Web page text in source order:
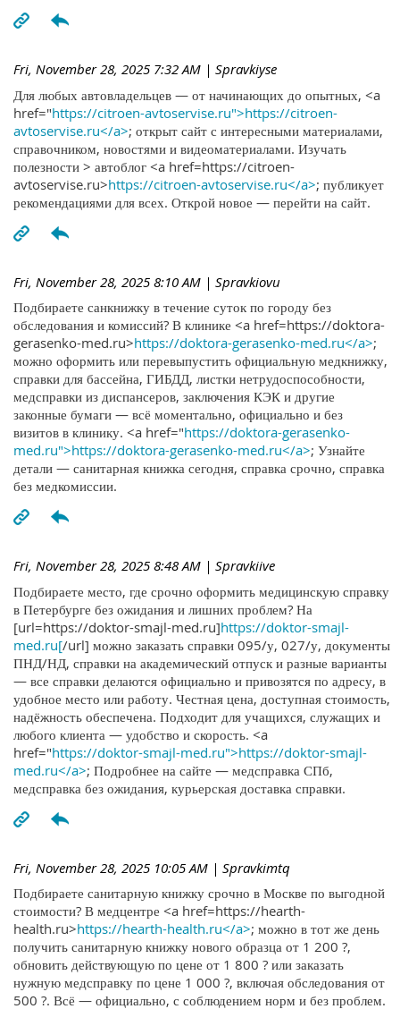
Fri, November 28, 2025 7:32 AM | Spravkiyse
Для любых автовладельцев — от начинающих до опытных, <a
href="https://citroen-avtoservise.ru">https://citroen-
avtoservise.ru</a>; открыт сайт с интересными материалами,
справочником, новостями и видеоматериалами. Изучать
полезности > автоблог <a href=https://citroen-
avtoservise.ru>https://citroen-avtoservise.ru</a>; публикует
рекомендациями для всех. Открой новое — перейти на сайт.
Fri, November 28, 2025 8:10 AM | Spravkiovu
Подбираете санкнижку в течение суток по городу без
обследования и комиссий? В клинике <a href=https://doktora-
gerasenko-med.ru>https://doktora-gerasenko-med.ru</a>;
можно оформить или перевыпустить официальную медкнижку,
справки для бассейна, ГИБДД, листки нетрудоспособности,
медсправки из диспансеров, заключения КЭК и другие
законные бумаги — всё моментально, официально и без
визитов в клинику. <a href="https://doktora-gerasenko-
med.ru">https://doktora-gerasenko-med.ru</a>; Узнайте
детали — санитарная книжка сегодня, справка срочно, справка
без медкомиссии.
Fri, November 28, 2025 8:48 AM | Spravkiive
Подбираете место, где срочно оформить медицинскую справку
в Петербурге без ожидания и лишних проблем? На
[url=https://doktor-smajl-med.ru]https://doktor-smajl-
med.ru[/url] можно заказать справки 095/у, 027/у, документы
ПНД/НД, справки на академический отпуск и разные варианты
— все справки делаются официально и привозятся по адресу, в
удобное место или работу. Честная цена, доступная стоимость,
надёжность обеспечена. Подходит для учащихся, служащих и
любого клиента — удобство и скорость. <a
href="https://doktor-smajl-med.ru">https://doktor-smajl-
med.ru</a>; Подробнее на сайте — медсправка СПб,
медсправка без ожидания, курьерская доставка справки.
Fri, November 28, 2025 10:05 AM | Spravkimtq
Подбираете санитарную книжку срочно в Москве по выгодной
стоимости? В медцентре <a href=https://hearth-
health.ru>https://hearth-health.ru</a>; можно в тот же день
получить санитарную книжку нового образца от 1 200 ?,
обновить действующую по цене от 1 800 ? или заказать
нужную медсправку по цене 1 000 ?, включая обследования от
500 ?. Всё — официально, с соблюдением норм и без проблем.